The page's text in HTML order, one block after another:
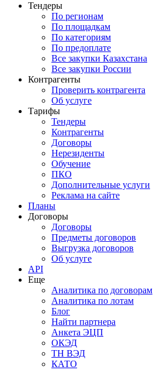
Тендеры
По регионам
По площадкам
По категориям
По предоплате
Все закупки Казахстана
Все закупки России
Контрагенты
Проверить контрагента
Об услуге
Тарифы
Тендеры
Контрагенты
Договоры
Нерезиденты
Обучение
ПКО
Дополнительные услуги
Реклама на сайте
Планы
Договоры
Договоры
Предметы договоров
Выгрузка договоров
Об услуге
API
Еще
Аналитика по договорам
Аналитика по лотам
Блог
Найти партнера
Анкета ЭЦП
ОКЭД
ТН ВЭД
КАТО